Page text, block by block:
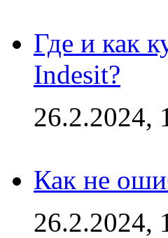
Где и как
Indesit?
26.2.2024,
Как не
26.2.2024,